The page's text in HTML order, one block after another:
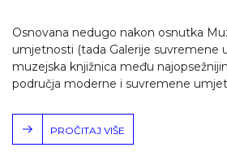
Osnovana nedugo nakon osnutka
umjetnosti (tada Galerije suvremene
muzejska knjižnica među
područja moderne i suvremene
PROČITAJ VIŠE